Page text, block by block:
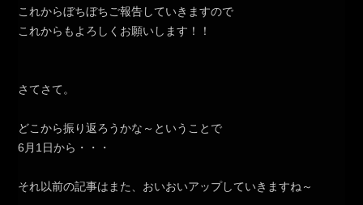
これからぼちぼちご報告していきますので
これからもよろしくお願いします！！
さてさて。
どこから振り返ろうかな～ということで
6月1日から・・・
それ以前の記事はまた、おいおいアップしていきますね～